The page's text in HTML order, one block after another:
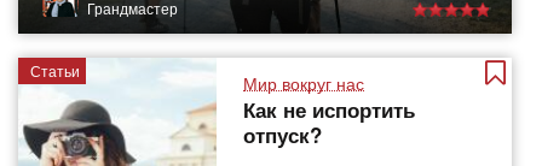
Грандмастер
Статьи
Мир вокруг нас
Как не испортить
отпуск?